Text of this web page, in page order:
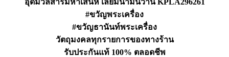
#ขวัญพระเครื่อง
#ขวัญธานันท์พระเครื่อง
วัตถุมงคลทุกรายการของทางร้าน
รับประกันแท้ 100% ตลอดชีพ